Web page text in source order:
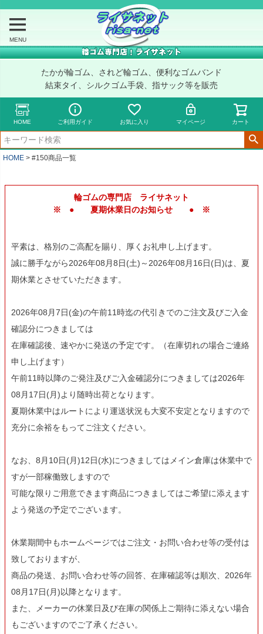
MENU
たかが輪ゴム、されど輪ゴム、便利なゴムバンド
結束タイ、シルクゴム手袋、指サック等を販売
HOME ご利用ガイド お気に入り マイページ カート
HOME #150商品一覧
輪ゴムの専門店 ライサネット
※ ● 夏期休業日のお知らせ ● ※
平素は、格別のご高配を賜り、厚くお礼申し上げます。
誠に勝手ながら2026年08月8日(土)～2026年08月16日(日)は、夏
期休業とさせていただきます。
2026年08月7日(金)の午前11時迄の代引きでのご注文及びご入金
確認分につきましては
在庫確認後、速やかに発送の予定です。（在庫切れの場合ご連絡
申し上げます）
午前11時以降のご発注及びご入金確認分につきましては2026年
08月17日(月)より随時出荷となります。
夏期休業中はルートにより運送状況も大変不安定となりますので
充分に余裕をもってご注文ください。
なお、8月10日(月)12日(水)につきましてはメイン倉庫は休業中で
すが一部稼働致しますので
可能な限りご用意できます商品につきましてはご希望に添えます
よう発送の予定でございます。
休業期間中もホームページではご注文・お問い合わせ等の受付は
致しておりますが、
商品の発送、お問い合わせ等の回答、在庫確認等は順次、2026年
08月17日(月)以降となります。
また、メーカーの休業日及び在庫の関係上ご期待に添えない場合
もございますのでご了承ください。
キーワード
〜
限定
再入荷
翌日発送
S
22.5cm
カラー
レッド
ブルー
在庫なし商品
商品番号/JANコード
予約商品
予約商品のみを表示
並び順